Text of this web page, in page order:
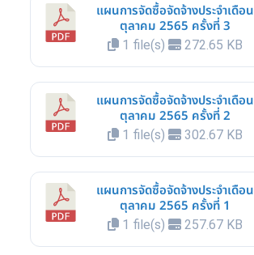
แผนการจัดซื้อจัดจ้างประจำเดือน
ตุลาคม 2565 ครั้งที่ 3
1 file(s) 272.65 KB
แผนการจัดซื้อจัดจ้างประจำเดือน
ตุลาคม 2565 ครั้งที่ 2
1 file(s) 302.67 KB
แผนการจัดซื้อจัดจ้างประจำเดือน
ตุลาคม 2565 ครั้งที่ 1
1 file(s) 257.67 KB